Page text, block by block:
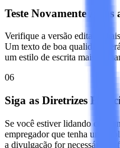
Teste Novamente Após
Verifique a versão editada
Um texto de boa qualidade
um estilo de escrita mais
06
Siga as Diretrizes
Se você estiver lidando com
empregador que tenha uma
a divulgação for necessária,